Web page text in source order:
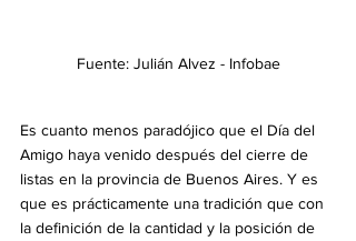
Fuente: Julián Alvez - Infobae
Es cuanto menos paradójico que el Día del
Amigo haya venido después del cierre de
listas en la provincia de Buenos Aires. Y es
que es prácticamente una tradición que con
la definición de la cantidad y la posición de